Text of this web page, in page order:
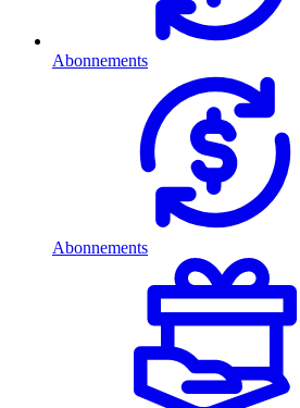
Abonnements
Abonnements